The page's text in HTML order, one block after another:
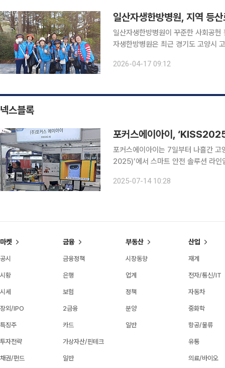
일산자생한방병원, 지역 등
일산자생한방병원이 꾸준한 사회공헌
자생한방병원은 최근 경기도 고양시
2026-04-17 09:12
넥스블록
포커스에이아이,
포커스에이아이는 7일부터 나흘간
2025)’에서 스마트 안전 솔루션 라인업을 선보였다고
조선·전자·식품·에너지 분야 다수 기
2025-07-14 10:28
마켓
공시
시황
시세
장외/IPO
특징주
투자전략
채권/펀드
금융
금융정책
은행
보험
2금융
카드
가상자산/핀테크
일반
부동산
시장동향
업계
정책
분양
일반
산업
재계
전자/통신/IT
자동차
중화학
항공/물류
유통
의료/바이오